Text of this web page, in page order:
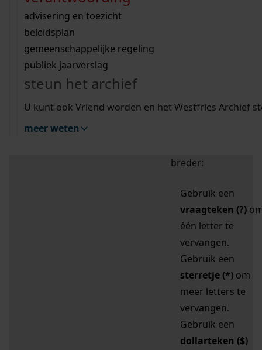
bouwvergunningen
omgevingsvergunningen
vergunningen
beeld en geluid
uitleg nodig?
Wij helpen u op weg met een aantal zoektips.
bekijk alle zoektips
Wij helpen u op weg met een aantal zoektips.
bekijk alle zoektips
bekijk ons geschiedenislokaal
advisering en toezicht
beleidsplan
gemeenschappelijke regeling
publiek jaarverslag
steun het archief
U kunt ook Vriend worden en het Westfries Archief
meer weten
zoektips
Mijn Studiezaal (inloggen)
uw zoekopdracht te
breder:
Gebruik een
vraagteken (?)
één letter te
vervangen.
Gebruik een
sterretje (*) om
meer letters te
vervangen.
Gebruik een
dollarteken ($)